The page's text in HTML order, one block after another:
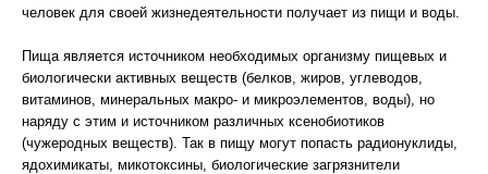
человек для своей жизнедеятельности получает из пищи и воды.
Пища является источником необходимых организму пищевых и
биологически активных веществ (белков, жиров, углеводов,
витаминов, минеральных макро- и микроэлементов, воды), но
наряду с этим и источником различных ксенобиотиков
(чужеродных веществ). Так в пищу могут попасть радионуклиды,
ядохимикаты, микотоксины, биологические загрязнители